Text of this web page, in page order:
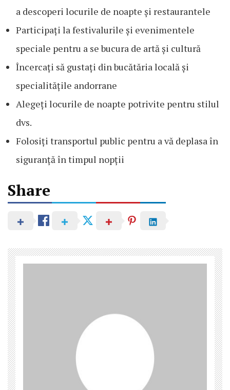
a descoperi locurile de noapte și restaurantele
Participați la festivalurile și evenimentele
speciale pentru a se bucura de artă și cultură
Încercați să gustați din bucătăria locală și
specialitățile andorrane
Alegeți locurile de noapte potrivite pentru stilul
dvs.
Folosiți transportul public pentru a vă deplasa în
siguranță în timpul nopții
Share